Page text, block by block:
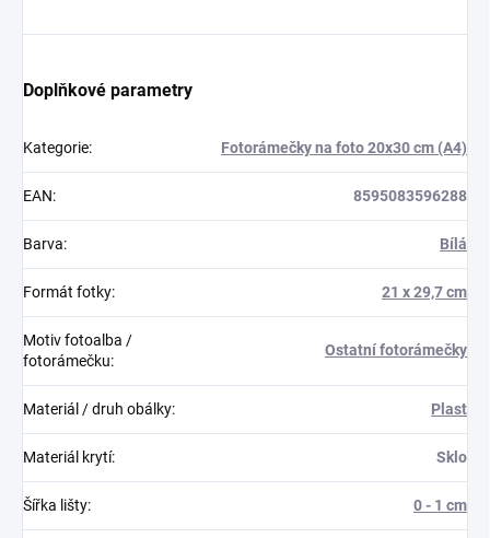
Doplňkové parametry
Kategorie: Fotorámečky na foto 20x30 cm (A4)
EAN: 8595083596288
Barva: Bílá
Formát fotky: 21 x 29,7 cm
Motiv fotoalba /
fotorámečku:
Ostatní fotorámečky
Materiál / druh obálky: Plast
Materiál krytí: Sklo
Šířka lišty: 0 - 1 cm